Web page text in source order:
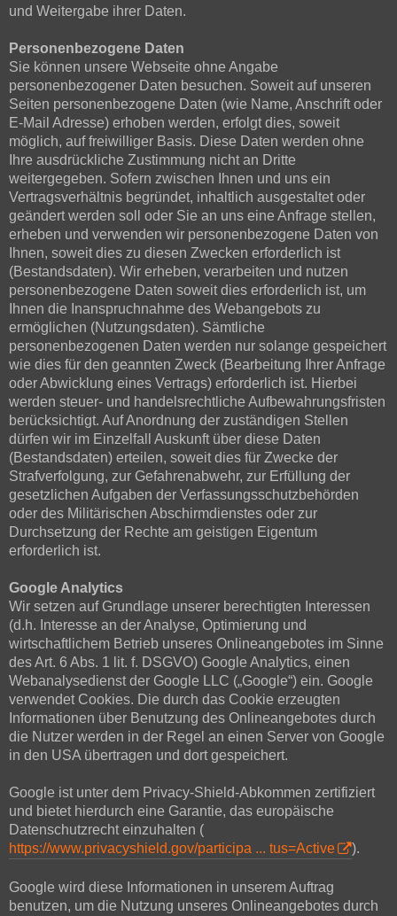
und Weitergabe ihrer Daten.
Personenbezogene Daten
Sie können unsere Webseite ohne Angabe
personenbezogener Daten besuchen. Soweit auf unseren
Seiten personenbezogene Daten (wie Name, Anschrift oder
E-Mail Adresse) erhoben werden, erfolgt dies, soweit
möglich, auf freiwilliger Basis. Diese Daten werden ohne
Ihre ausdrückliche Zustimmung nicht an Dritte
weitergegeben. Sofern zwischen Ihnen und uns ein
Vertragsverhältnis begründet, inhaltlich ausgestaltet oder
geändert werden soll oder Sie an uns eine Anfrage stellen,
erheben und verwenden wir personenbezogene Daten von
Ihnen, soweit dies zu diesen Zwecken erforderlich ist
(Bestandsdaten). Wir erheben, verarbeiten und nutzen
personenbezogene Daten soweit dies erforderlich ist, um
Ihnen die Inanspruchnahme des Webangebots zu
ermöglichen (Nutzungsdaten). Sämtliche
personenbezogenen Daten werden nur solange gespeichert
wie dies für den geannten Zweck (Bearbeitung Ihrer Anfrage
oder Abwicklung eines Vertrags) erforderlich ist. Hierbei
werden steuer- und handelsrechtliche Aufbewahrungsfristen
berücksichtigt. Auf Anordnung der zuständigen Stellen
dürfen wir im Einzelfall Auskunft über diese Daten
(Bestandsdaten) erteilen, soweit dies für Zwecke der
Strafverfolgung, zur Gefahrenabwehr, zur Erfüllung der
gesetzlichen Aufgaben der Verfassungsschutzbehörden
oder des Militärischen Abschirmdienstes oder zur
Durchsetzung der Rechte am geistigen Eigentum
erforderlich ist.
Google Analytics
Wir setzen auf Grundlage unserer berechtigten Interessen
(d.h. Interesse an der Analyse, Optimierung und
wirtschaftlichem Betrieb unseres Onlineangebotes im Sinne
des Art. 6 Abs. 1 lit. f. DSGVO) Google Analytics, einen
Webanalysedienst der Google LLC („Google“) ein. Google
verwendet Cookies. Die durch das Cookie erzeugten
Informationen über Benutzung des Onlineangebotes durch
die Nutzer werden in der Regel an einen Server von Google
in den USA übertragen und dort gespeichert.
Google ist unter dem Privacy-Shield-Abkommen zertifiziert
und bietet hierdurch eine Garantie, das europäische
Datenschutzrecht einzuhalten (
https://www.privacyshield.gov/participa ... tus=Active
).
Google wird diese Informationen in unserem Auftrag
benutzen, um die Nutzung unseres Onlineangebotes durch